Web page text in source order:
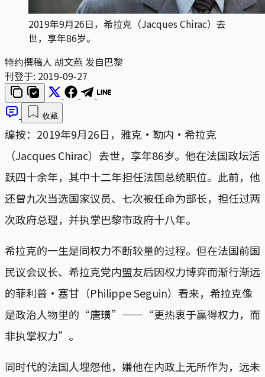
2019年9月26日，希拉克（Jacques Chirac）去
世，享年86岁。
特约撰稿人 胡文燕 发自巴黎
刊登于: 2019-09-27
收藏
编按：2019年9月26日，雅克·勒内·希拉克
（Jacques Chirac）去世，享年86岁。他在法国政坛活
跃四十余年，其中十二年担任法国总统职位。此前，他
还曾九次当选国家议员、七次被任命为部长，担任过两
次政府总理，并执掌巴黎市政府十八年。
希拉克的一生是同权力不断较量的过程。但在法国前国
民议会议长、希拉克党内盟友后因权力博弈而渐行渐远
的菲利普·塞甘（Philippe Seguin）看来，希拉克像
是政治人物里的“唐璜”——“更热衷于赢得权力，而
非执掌权力”。
同时代的法国人埋怨他，嫌他在内政上无所作为，远未